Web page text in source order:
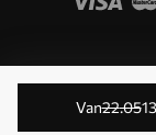
Van22.0513
© 2011-2026
door